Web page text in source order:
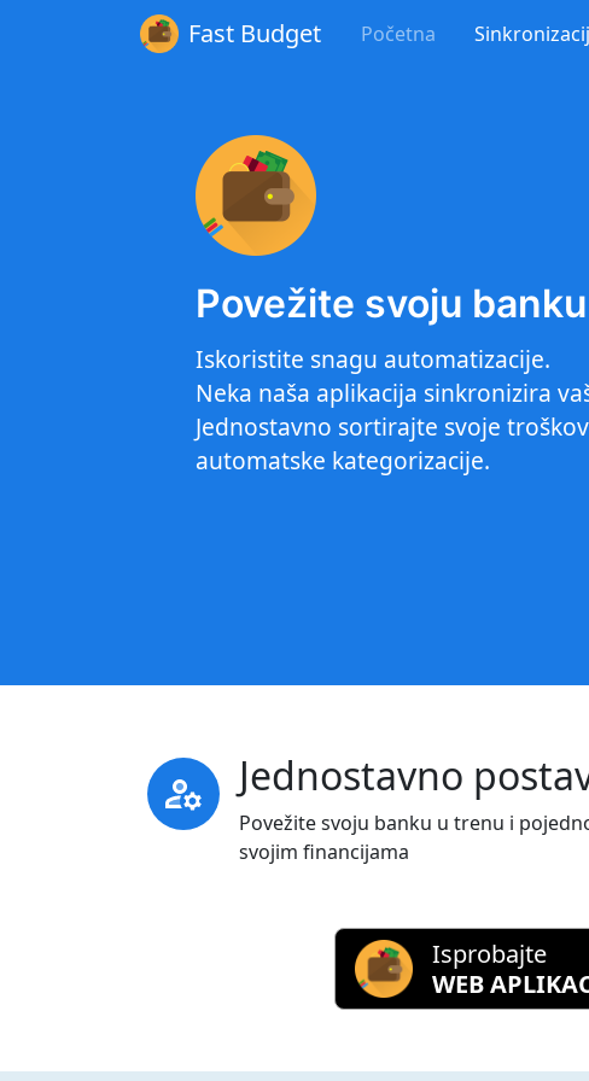
Fast Budget Početna
Povežite svoju
Iskoristite snagu automatizacije.
Neka naša aplikacija sinkronizira
Jednostavno sortirajte svoje
automatske kategorizacije.
manage_accounts Jednostavno
Povežite svoju banku u trenu i
svojim financijama
Isprobajte
WEB